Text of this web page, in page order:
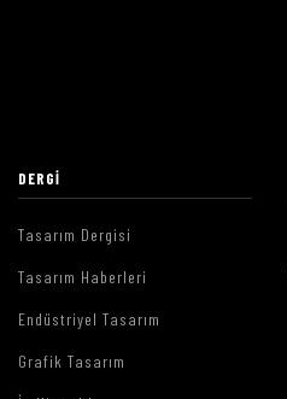
DERGI
Tasarım Dergisi
Tasarım Haberleri
Endüstriyel Tasarım
Grafik Tasarım